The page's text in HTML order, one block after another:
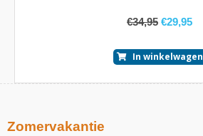
€34,95 €29,95
In winkelwagen
Zomervakantie